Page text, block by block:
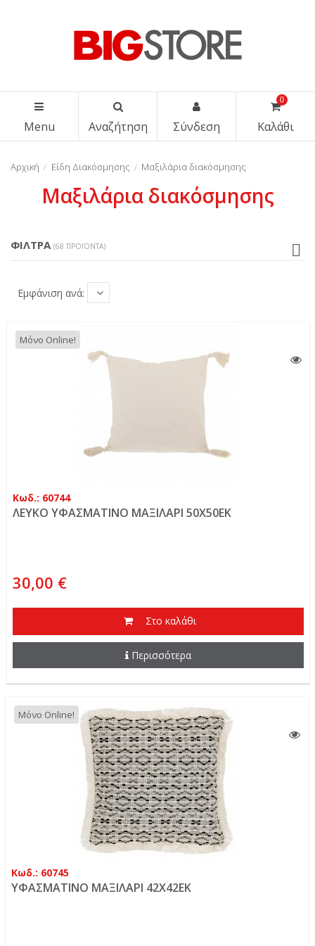
Menu Αναζήτηση Σύνδεση
0
Καλάθι
Αρχική Είδη Διακόσμησης Μαξιλάρια διακόσμησης
Μαξιλάρια διακόσμησης
Εμφάνιση ανά:
Μόνο Online!
Κωδ.: 60744
ΛΕΥΚΟ ΥΦΑΣΜΑΤΙΝΟ ΜΑΞΙΛΑΡΙ 50Χ50ΕΚ
30,00 €
Στο καλάθι
Περισσότερα
Μόνο Online!
Κωδ.: 60745
ΥΦΑΣΜΑΤΙΝΟ ΜΑΞΙΛΑΡΙ 42Χ42ΕΚ
ΦΊΛΤΡΑ (68 ΠΡΟΪΌΝΤΑ)